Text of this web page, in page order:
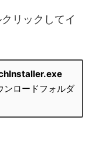
リックしてイ
ンロードフォルダ